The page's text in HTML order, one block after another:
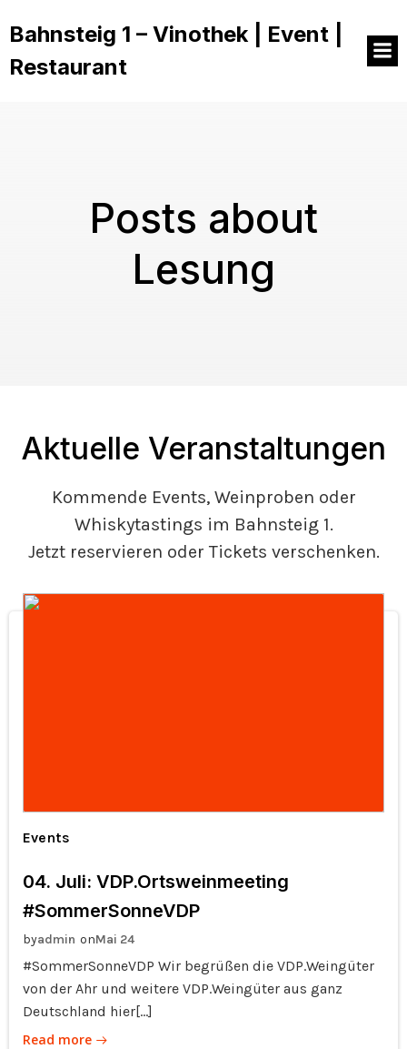
Bahnsteig 1 – Vinothek | Event |
Restaurant
Posts about
Lesung
Aktuelle Veranstaltungen
Kommende Events, Weinproben oder
Whiskytastings im Bahnsteig 1.
Jetzt reservieren oder Tickets verschenken.
Events
04. Juli: VDP.Ortsweinmeeting
#SommerSonneVDP
byadmin onMai 24
#SommerSonneVDP Wir begrüßen die VDP.Weingüter
von der Ahr und weitere VDP.Weingüter aus ganz
Deutschland hier[…]
Read more